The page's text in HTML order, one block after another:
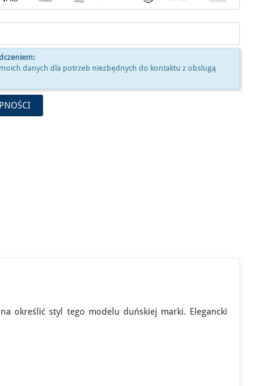
danych dla potrzeb niezbędnych do kontaktu z obslugą
określić styl tego modelu duńskiej marki. Elegancki